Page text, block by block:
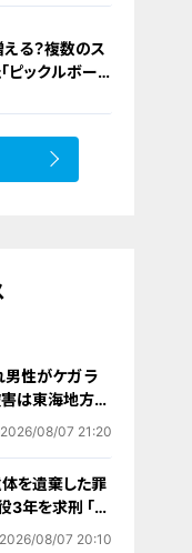
る？複数のス
ピックルボー
男性がケガ ラ
は東海地方で
阜県高山市
2026/08/07 21:20
を遺棄した罪
3年を求刑 ｢遺
こと自体が重
2026/08/07 20:10